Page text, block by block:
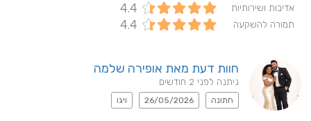
אדיבות ושירותיות 4.4
תמורה להשקעה 4.4
חוות דעת מאת אופירה שלמה
ניתנה לפני 2 חודשים
חתונה 26/05/2026 ויגו